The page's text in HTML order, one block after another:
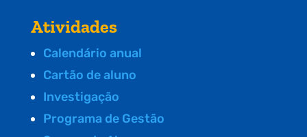
Atividades
Calendário anual
Cartão de aluno
Investigação
Programa de Gestão